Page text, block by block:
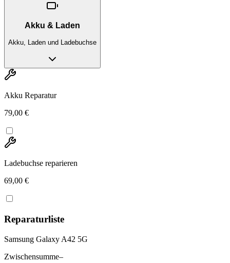
Akku & Laden
Akku, Laden und Ladebuchse
Akku Reparatur
79,00 €
Ladebuchse reparieren
69,00 €
Reparaturliste
Samsung Galaxy A42 5G
Zwischensumme–